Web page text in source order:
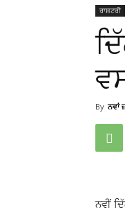
ਰਾਸ਼ਟਰੀ
By ਨਵਾਂ
ਨਵੀਂ